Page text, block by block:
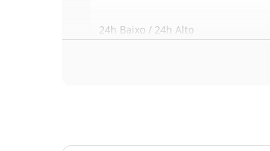
24h Baixo / 24h Alto